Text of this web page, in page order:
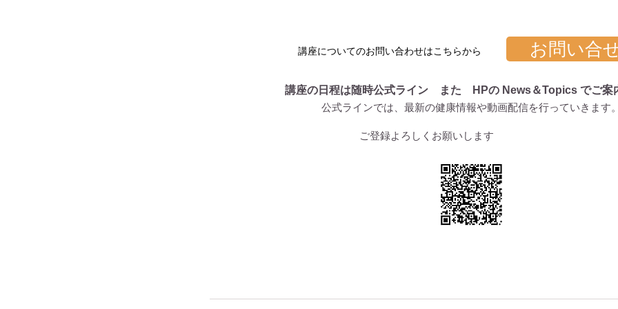
講座についてのお問い合わせはこちらから お問い合
講座の日程は随時公式ライン また HPの News＆Topics でご案
公式ラインでは、最新の健康情報や動画配信を行っていきます。
ご登録よろしくお願いします